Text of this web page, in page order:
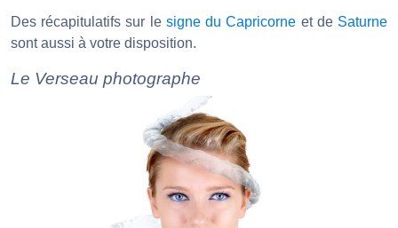
Des récapitulatifs sur le signe du Capricorne et de Saturne
sont aussi à votre disposition.
Le Verseau photographe